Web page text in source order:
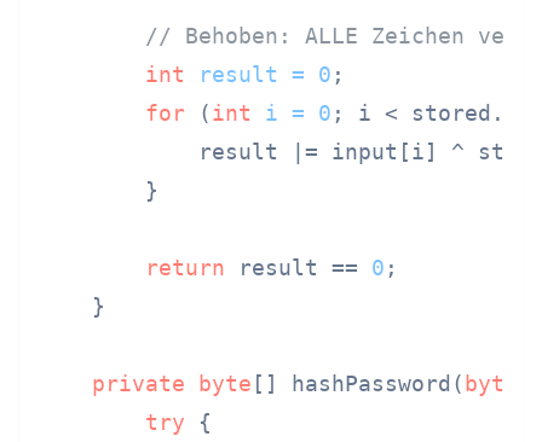
// Behoben: ALLE Zeichen
int
result = 0 ;
for (int i = 0 ; i <
result |= input[i] ^
        }
return result == 0 ;
    }
private byte [] hashPassword( byte
try {